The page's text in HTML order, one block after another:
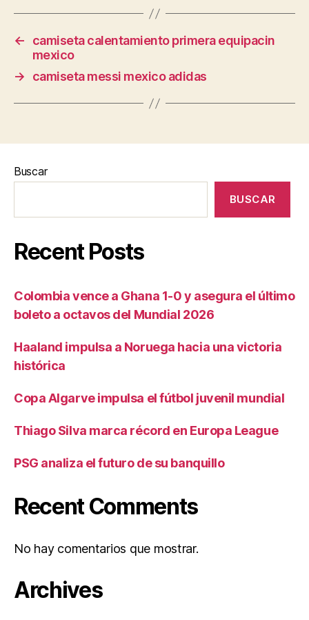
←
camiseta calentamiento primera equipacin
mexico
→
camiseta messi mexico adidas
Buscar
BUSCAR
Recent Posts
Colombia vence a Ghana 1-0 y asegura el último
boleto a octavos del Mundial 2026
Haaland impulsa a Noruega hacia una victoria
histórica
Copa Algarve impulsa el fútbol juvenil mundial
Thiago Silva marca récord en Europa League
PSG analiza el futuro de su banquillo
Recent Comments
No hay comentarios que mostrar.
Archives